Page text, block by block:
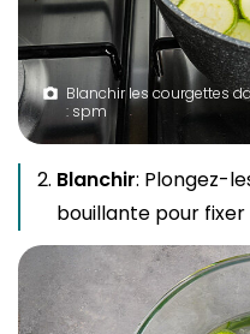
Blanchir les courgettes
: spm
Blanchir: Plongez-
bouillante pour fixer